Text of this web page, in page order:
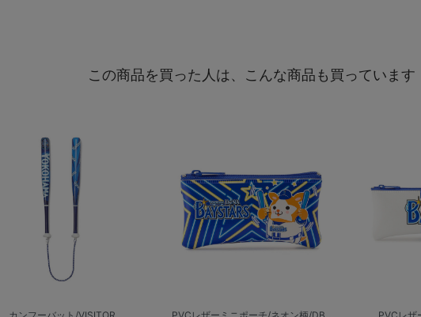
この商品を買った人は、こんな商品も買っています